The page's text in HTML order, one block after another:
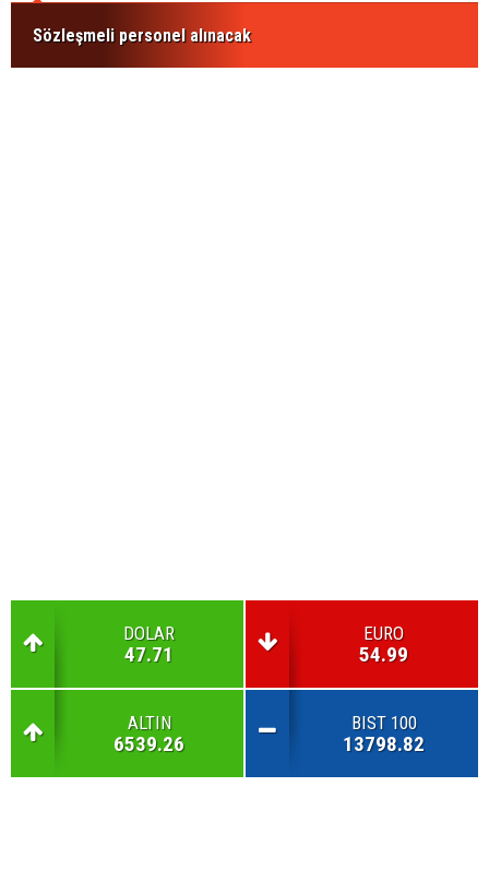
Sözleşmeli personel alınacak
DOLAR
47.71
EURO
54.99
ALTIN
6539.26
BIST 100
13798.82